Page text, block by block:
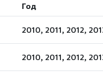
Год
2010, 2011, 2012,
2010, 2011, 2012,